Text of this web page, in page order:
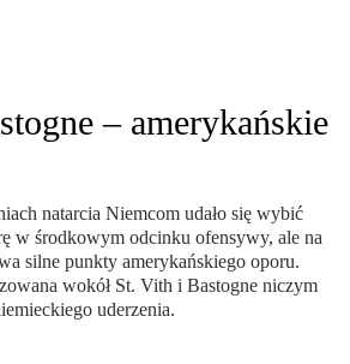
– amerykańskie
natarcia Niemcom udało się wybić
w środkowym odcinku ofensywy, ale na
silne punkty amerykańskiego oporu.
wokół St. Vith i Bastogne niczym
uderzenia.